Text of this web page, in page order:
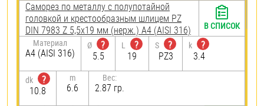
Саморез по металлу с полупотайной
головкой и крестообразным шлицем PZ
DIN 7983 Z 5,5х19 мм (нерж.) A4 (AISI 316)
Материал
A4 (AISI 316)
Ø
?
5.5
L
?
19
S
?
PZ3
k
?
3.4
dk
?
10.8
m
6.6
Вес:
2.87 гр.
В СПИСОК